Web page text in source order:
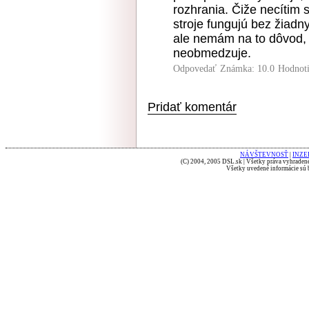
rozhrania. Čiže necítim
stroje fungujú bez
ale nemám na to
neobmedzuje.
Odpovedať Známka: 10.0
Pridať komentár
NÁVŠTEVNOSŤ
(C) 2004, 2005 DSL.sk | Všetky práva
Všetky uvedené informácie sú